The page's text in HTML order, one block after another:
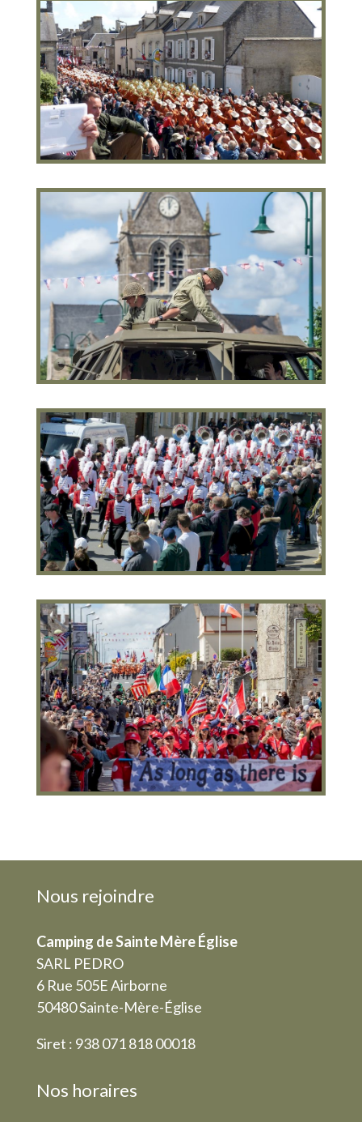
Nous rejoindre
Camping de Sainte Mère Église
SARL PEDRO
6 Rue 505E Airborne
50480 Sainte-Mère-Église
Siret : 938 071 818 00018
Nos horaires